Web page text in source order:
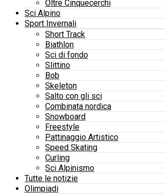
Oltre Cinquecerchi
Sci Alpino
Sport Invernali
Short Track
Biathlon
Sci di fondo
Slittino
Bob
Skeleton
Salto con gli sci
Combinata nordica
Snowboard
Freestyle
Pattinaggio Artistico
Speed Skating
Curling
Sci Alpinismo
Tutte le notizie
Olimpiadi